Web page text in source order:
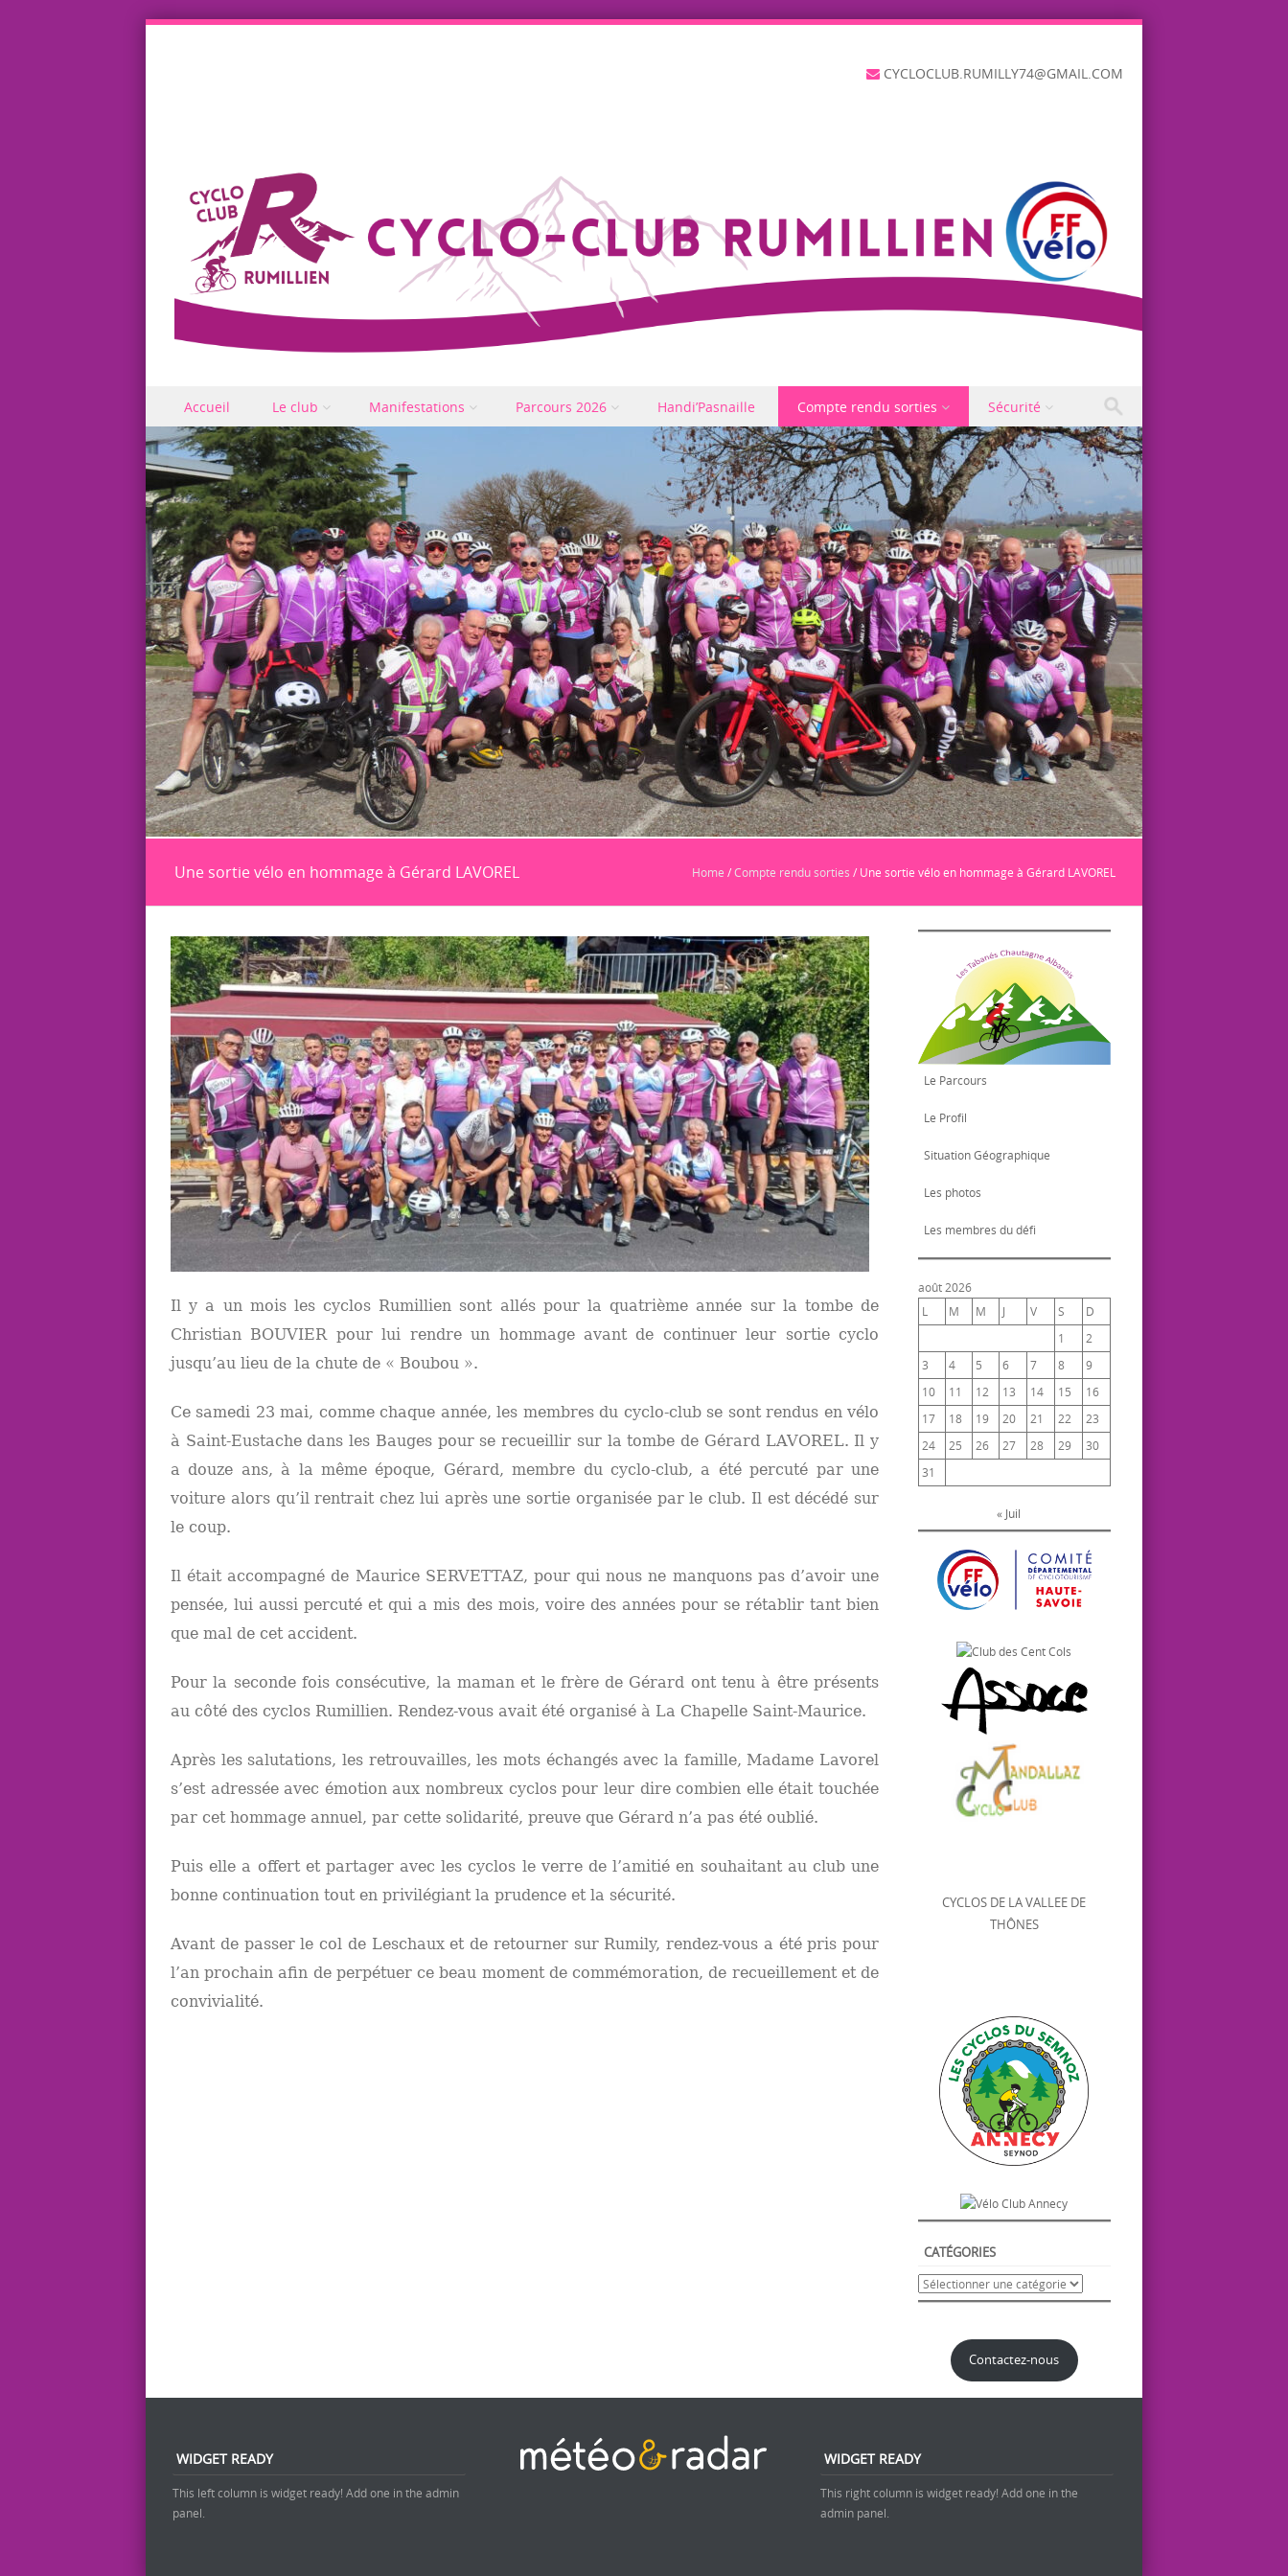
CYCLOCLUB.RUMILLY74@GMAIL.COM
Menu
Skip to content
Accueil Le club Manifestations Parcours 2026 Handi’Pasnaille Compte rendu sorties Sécurité
Une sortie vélo en hommage à Gérard LAVOREL Home /Compte rendu sorties / Une sortie vélo en hommage à Gérard LAVOREL
Il y a un mois les cyclos Rumillien sont allés pour la quatrième année sur la tombe de
Christian BOUVIER pour lui rendre un hommage avant de continuer leur sortie cyclo
jusqu’au lieu de la chute de « Boubou ».
Ce samedi 23 mai, comme chaque année, les membres du cyclo-club se sont rendus en vélo
à Saint-Eustache dans les Bauges pour se recueillir sur la tombe de Gérard LAVOREL. Il y
a douze ans, à la même époque, Gérard, membre du cyclo-club, a été percuté par une
voiture alors qu’il rentrait chez lui après une sortie organisée par le club. Il est décédé sur
le coup.
Il était accompagné de Maurice SERVETTAZ, pour qui nous ne manquons pas d’avoir une
pensée, lui aussi percuté et qui a mis des mois, voire des années pour se rétablir tant bien
que mal de cet accident.
Pour la seconde fois consécutive, la maman et le frère de Gérard ont tenu à être présents
au côté des cyclos Rumillien. Rendez-vous avait été organisé à La Chapelle Saint-Maurice.
Après les salutations, les retrouvailles, les mots échangés avec la famille, Madame Lavorel
s’est adressée avec émotion aux nombreux cyclos pour leur dire combien elle était touchée
par cet hommage annuel, par cette solidarité, preuve que Gérard n’a pas été oublié.
Puis elle a offert et partager avec les cyclos le verre de l’amitié en souhaitant au club une
bonne continuation tout en privilégiant la prudence et la sécurité.
Avant de passer le col de Leschaux et de retourner sur Rumily, rendez-vous a été pris pour
l’an prochain afin de perpétuer ce beau moment de commémoration, de recueillement et de
convivialité.
Le Parcours
Le Profil
Situation Géographique
Les photos
Les membres du défi
août 2026
L
M M J V S
D
1
2
3
4 5 6 7 8
9
10
11 12 13 14 15
16
17
18 19 20 21 22
23
24
25 26 27 28 29
30
31
« Juil
CYCLOS DE LA VALLEE DE
THÔNES
CATÉGORIES
Contactez-nous
WIDGET READY
This left column is widget ready! Add one in the admin
panel.
WIDGET READY
This right column is widget ready! Add one in the
admin panel.